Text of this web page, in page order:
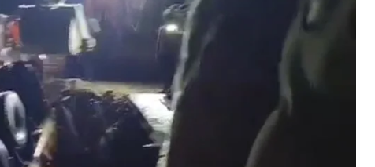
ट्रैक्टर पलटने से चालक और मजदूर की हुई मौत, थेथर की लकड़ी लाद कर ट्रैक्टर
ट्रॉली से जा रहे थे मजदूर
December 13, 2023
In "औरंगाबाद"